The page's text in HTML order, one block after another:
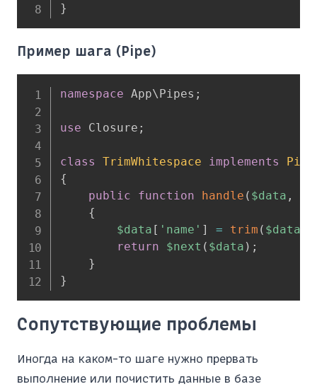
}
Пример шага (Pipe)
namespace App\ Pipes ;
use Closure ;
class TrimWhitespace implements
Pipe
{
public
function handle ( $data ,
{
$data [ 'name' ] = trim ( $data
return
$next ( $data ) ;
}
}
Сопутствующие проблемы
Иногда на каком-то шаге нужно прервать
выполнение или почистить данные в базе